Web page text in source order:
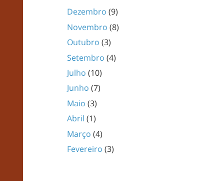
Dezembro (9)
Novembro (8)
Outubro (3)
Setembro (4)
Julho (10)
Junho (7)
Maio (3)
Abril (1)
Março (4)
Fevereiro (3)